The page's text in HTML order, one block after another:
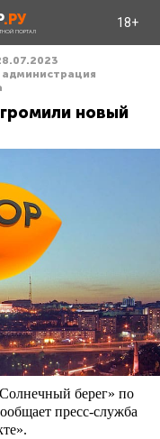
.РУ
ПОРТАЛ
18+
новый
берег» по
пресс-служба